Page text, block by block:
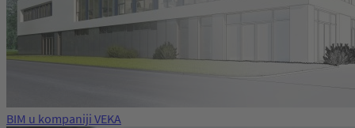
BIM u kompaniji VEKA